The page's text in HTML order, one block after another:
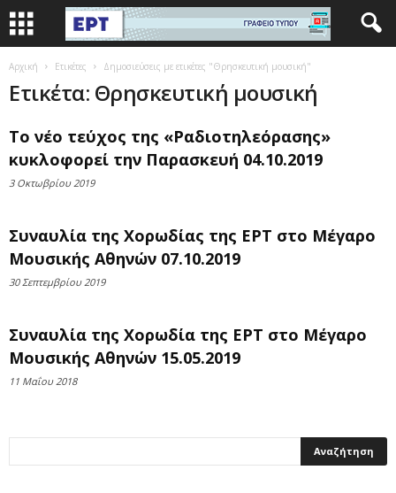
Αρχική Ετικέτες Δημοσιεύσεις με ετικέτες "Θρησκευτική μουσική"
Ετικέτα: Θρησκευτική μουσική
Το νέο τεύχος της «Ραδιοτηλεόρασης»
κυκλοφορεί την Παρασκευή 04.10.2019
3 Οκτωβρίου 2019
Συναυλία της Χορωδίας της ΕΡΤ στο Μέγαρο
Μουσικής Αθηνών 07.10.2019
30 Σεπτεμβρίου 2019
Συναυλία της Χορωδία της ΕΡΤ στο Μέγαρο
Μουσικής Αθηνών 15.05.2019
11 Μαΐου 2018